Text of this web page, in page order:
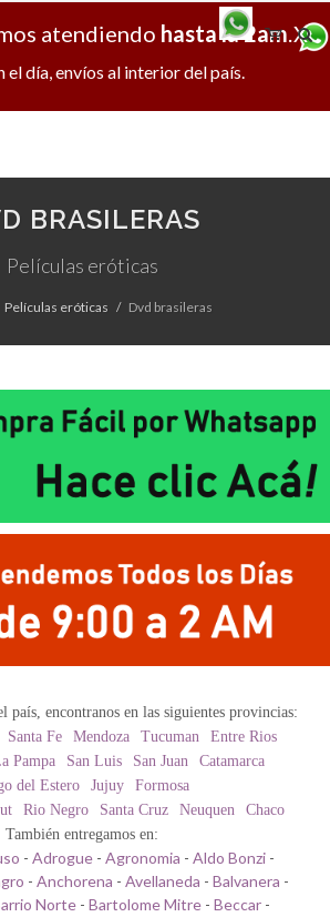
X
atendiendo hasta la 2am.
el día, envíos al interior del país.
BRASILERAS
Películas eróticas
Películas eróticas Dvd brasileras
esta categoria.
país, encontranos en las siguientes provincias:
Santa Fe Mendoza Tucuman
Entre Rios
Pampa San Luis San Juan
Catamarca
del Estero Jujuy
Formosa
Rio Negro Santa Cruz Neuquen
Chaco
También entregamos en:
- Adrogue - Agronomia - Aldo Bonzi -
- Anchorena - Avellaneda - Balvanera -
Norte - Bartolome Mitre - Beccar -